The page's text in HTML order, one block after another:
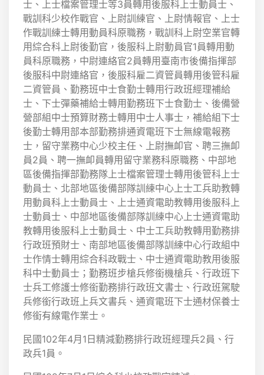
士、上士檔案管理士等3員轉用後服科上士動員士、
戰訓科少校作戰官、上尉訓練官、上尉情報官、上士
作戰訓練士轉用動員科原職務，戰訓科上尉空業官轉
用綜合科上尉後勤官，後服科上尉動員官1員轉用動
員科原職務，中尉連絡官2員轉用臺南市後備指揮部
後服科中尉連絡官，後服科雇二資管員轉用後管科雇
二資管員、勤務班中士食勤士轉用行政班經理補給
士、下士彈藥補給士轉用勤務班下士食勤士、後備營
營部組中士預算財務士轉用中士人事士，補給組下士
後勤士轉用部本部勤務排通資電班下士無線電報務
士，留守業務中心少校主任、上尉撫卹官、聘三撫卹
員2員、聘一撫卹員轉用留守業務科原職務、中部地
區後備指揮部勤務隊上士檔案管理士轉用後管科上士
動員士、北部地區後備部隊訓練中心上士工兵助教轉
用動員科上士動員士、上士通資電助教轉用後服科上
士動員士、中部地區後備部隊訓練中心上士通資電助
教轉用後服科上士動員士、中士工兵助教轉用勤務排
行政班預財士、南部地區後備部隊訓練中心行政組中
士作情士轉用綜合科政戰士、中士通資電助教用後服
科中士動員士；勤務班步槍兵修銜機槍兵、行政班下
士兵工修護士修銜勤務排行政班文書士、行政班駕駛
兵修銜行政班上兵文書兵、通資電班下士通材保養士
修銜有線電作業士。
民國102年4月1日精減勤務排行政班經理兵2員、行
政兵1員。